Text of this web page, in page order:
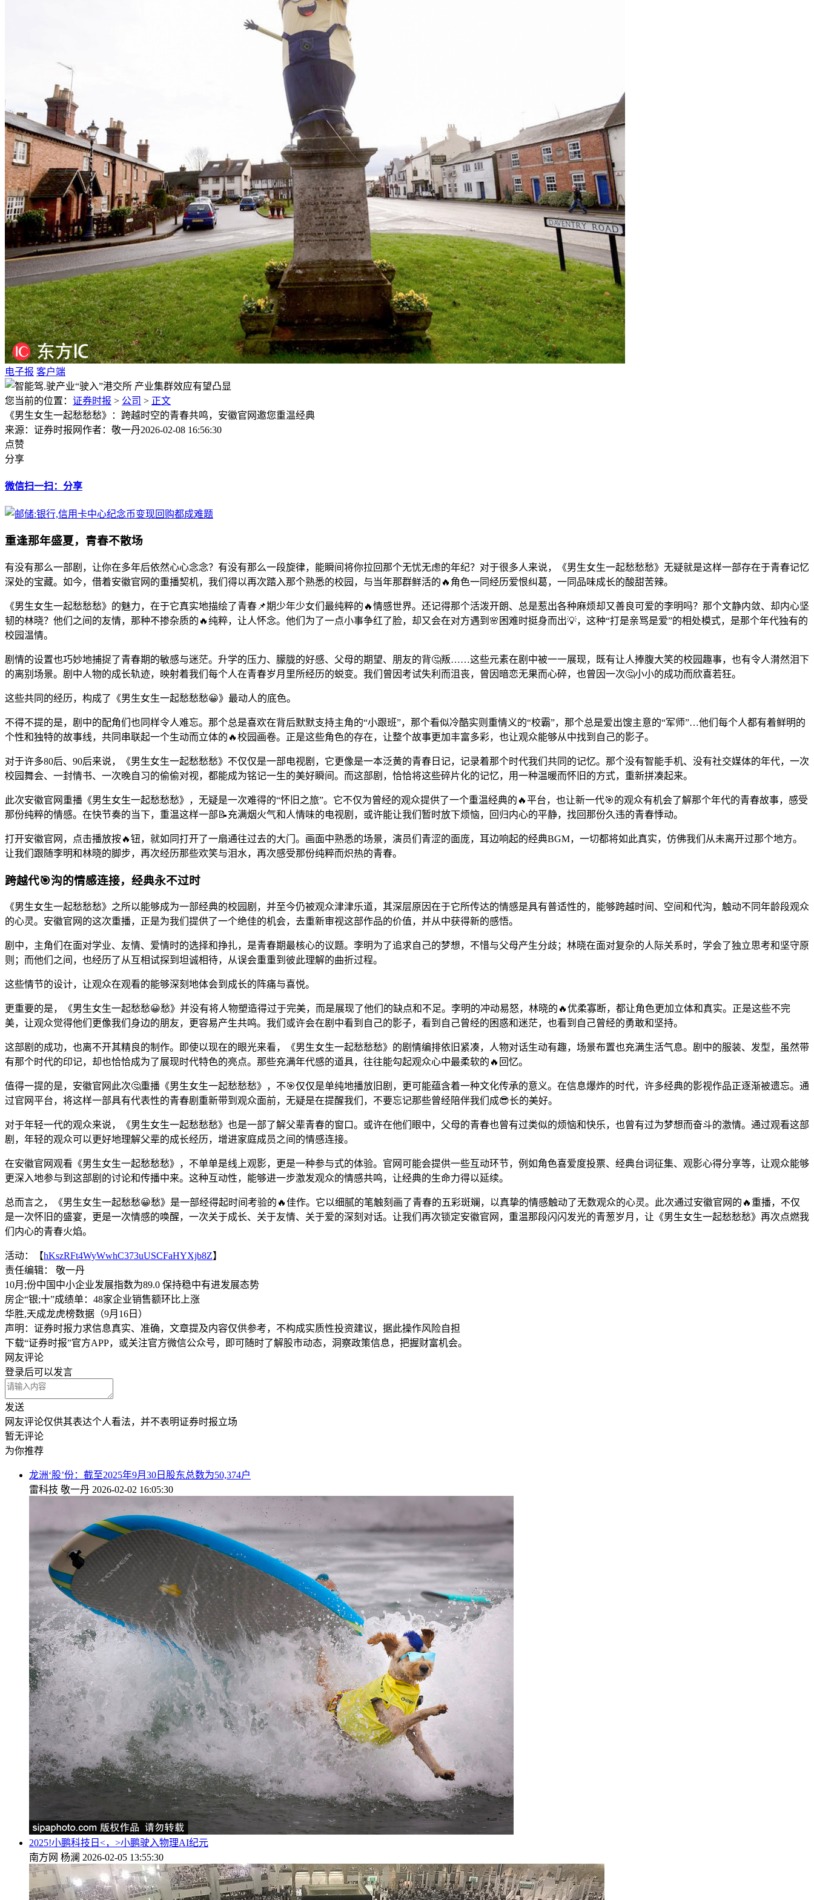
电子报 客户端
您当前的位置： 证券时报 > 公司 > 正文
《男生女生一起愁愁愁》：跨越时空的青春共鸣，安徽官网邀您重温经典
来源：证券时报网作者：敬一丹2026-02-08 16:56:30
点赞
分享
微信扫一扫：分享
重逢那年盛夏，青春不散场
有没有那么一部剧，让你在多年后依然心心念念？有没有那么一段旋律，能瞬间将你拉回那个无忧无虑的年纪？对于很多人来说，《男生女生一起愁愁愁》无疑就是这样一部存在于青春记忆
深处的宝藏。如今，借着安徽官网的重播契机，我们得以再次踏入那个熟悉的校园，与当年那群鲜活的🔥角色一同经历爱恨纠葛，一同品味成长的酸甜苦辣。
《男生女生一起愁愁愁》的魅力，在于它真实地描绘了青春📌期少年少女们最纯粹的🔥情感世界。还记得那个活泼开朗、总是惹出各种麻烦却又善良可爱的李明吗？那个文静内敛、却内心坚
韧的林晓？他们之间的友情，那种不掺杂质的🔥纯粹，让人怀念。他们为了一点小事争红了脸，却又会在对方遇到🌸困难时挺身而出💡，这种“打是亲骂是爱”的相处模式，是那个年代独有的
校园温情。
剧情的设置也巧妙地捕捉了青春期的敏感与迷茫。升学的压力、朦胧的好感、父母的期望、朋友的背🤔叛……这些元素在剧中被一一展现，既有让人捧腹大笑的校园趣事，也有令人潸然泪下
的离别场景。剧中人物的成长轨迹，映射着我们每个人在青春岁月里所经历的蜕变。我们曾因考试失利而沮丧，曾因暗恋无果而心碎，也曾因一次🤔小小的成功而欣喜若狂。
这些共同的经历，构成了《男生女生一起愁愁愁😀》最动人的底色。
不得不提的是，剧中的配角们也同样令人难忘。那个总是喜欢在背后默默支持主角的“小跟班”，那个看似冷酷实则重情义的“校霸”，那个总是爱出馊主意的“军师”…他们每个人都有着鲜明的
个性和独特的故事线，共同串联起一个生动而立体的🔥校园画卷。正是这些角色的存在，让整个故事更加丰富多彩，也让观众能够从中找到自己的影子。
对于许多80后、90后来说，《男生女生一起愁愁愁》不仅仅是一部电视剧，它更像是一本泛黄的青春日记，记录着那个时代我们共同的记忆。那个没有智能手机、没有社交媒体的年代，一次
校园舞会、一封情书、一次晚自习的偷偷对视，都能成为铭记一生的美好瞬间。而这部剧，恰恰将这些碎片化的记忆，用一种温暖而怀旧的方式，重新拼凑起来。
此次安徽官网重播《男生女生一起愁愁愁》，无疑是一次难得的“怀旧之旅”。它不仅为曾经的观众提供了一个重温经典的🔥平台，也让新一代🎯的观众有机会了解那个年代的青春故事，感受
那份纯粹的情感。在快节奏的当下，重温这样一部📝充满烟火气和人情味的电视剧，或许能让我们暂时放下烦恼，回归内心的平静，找回那份久违的青春悸动。
打开安徽官网，点击播放按🔥钮，就如同打开了一扇通往过去的大门。画面中熟悉的场景，演员们青涩的面庞，耳边响起的经典BGM，一切都将如此真实，仿佛我们从未离开过那个地方。
让我们跟随李明和林晓的脚步，再次经历那些欢笑与泪水，再次感受那份纯粹而炽热的青春。
跨越代🎯沟的情感连接，经典永不过时
《男生女生一起愁愁愁》之所以能够成为一部经典的校园剧，并至今仍被观众津津乐道，其深层原因在于它所传达的情感是具有普适性的，能够跨越时间、空间和代沟，触动不同年龄段观众
的心灵。安徽官网的这次重播，正是为我们提供了一个绝佳的机会，去重新审视这部作品的价值，并从中获得新的感悟。
剧中，主角们在面对学业、友情、爱情时的选择和挣扎，是青春期最核心的议题。李明为了追求自己的梦想，不惜与父母产生分歧；林晓在面对复杂的人际关系时，学会了独立思考和坚守原
则；而他们之间，也经历了从互相试探到坦诚相待，从误会重重到彼此理解的曲折过程。
这些情节的设计，让观众在观看的能够深刻地体会到成长的阵痛与喜悦。
更重要的是，《男生女生一起愁愁😀愁》并没有将人物塑造得过于完美，而是展现了他们的缺点和不足。李明的冲动易怒，林晓的🔥优柔寡断，都让角色更加立体和真实。正是这些不完
美，让观众觉得他们更像我们身边的朋友，更容易产生共鸣。我们或许会在剧中看到自己的影子，看到自己曾经的困惑和迷茫，也看到自己曾经的勇敢和坚持。
这部剧的成功，也离不开其精良的制作。即使以现在的眼光来看，《男生女生一起愁愁愁》的剧情编排依旧紧凑，人物对话生动有趣，场景布置也充满生活气息。剧中的服装、发型，虽然带
有那个时代的印记，却也恰恰成为了展现时代特色的亮点。那些充满年代感的道具，往往能勾起观众心中最柔软的🔥回忆。
值得一提的是，安徽官网此次🤔重播《男生女生一起愁愁愁》，不🎯仅仅是单纯地播放旧剧，更可能蕴含着一种文化传承的意义。在信息爆炸的时代，许多经典的影视作品正逐渐被遗忘。通
过官网平台，将这样一部具有代表性的青春剧重新带到观众面前，无疑是在提醒我们，不要忘记那些曾经陪伴我们成😎长的美好。
对于年轻一代的观众来说，《男生女生一起愁愁愁》也是一部了解父辈青春的窗口。或许在他们眼中，父母的青春也曾有过类似的烦恼和快乐，也曾有过为梦想而奋斗的激情。通过观看这部
剧，年轻的观众可以更好地理解父辈的成长经历，增进家庭成员之间的情感连接。
在安徽官网观看《男生女生一起愁愁愁》，不单单是线上观影，更是一种参与式的体验。官网可能会提供一些互动环节，例如角色喜爱度投票、经典台词征集、观影心得分享等，让观众能够
更深入地参与到这部剧的讨论和传播中来。这种互动性，能够进一步激发观众的情感共鸣，让经典的生命力得以延续。
总而言之，《男生女生一起愁愁😀愁》是一部经得起时间考验的🔥佳作。它以细腻的笔触刻画了青春的五彩斑斓，以真挚的情感触动了无数观众的心灵。此次通过安徽官网的🔥重播，不仅
是一次怀旧的盛宴，更是一次情感的唤醒，一次关于成长、关于友情、关于爱的深刻对话。让我们再次锁定安徽官网，重温那段闪闪发光的青葱岁月，让《男生女生一起愁愁愁》再次点燃我
们内心的青春火焰。
活动：【hKszRFt4WyWwhC373uUSCFaHYXjb8Z】
责任编辑： 敬一丹
10月;份中国中小企业发展指数为89.0 保持稳中有进发展态势
房企“银;十”成绩单：48家企业销售额环比上涨
华胜,天成龙虎榜数据（9月16日）
声明：证券时报力求信息真实、准确，文章提及内容仅供参考，不构成实质性投资建议，据此操作风险自担
下载“证券时报”官方APP，或关注官方微信公众号，即可随时了解股市动态，洞察政策信息，把握财富机会。
网友评论
登录后可以发言
发送
网友评论仅供其表达个人看法，并不表明证券时报立场
暂无评论
为你推荐
龙洲‘股’份：截至2025年9月30日股东总数为50,374户
雷科技 敬一丹 2026-02-02 16:05:30
2025!小鹏科技日<，>小鹏驶入物理AI纪元
南方网 杨澜 2026-02-05 13:55:30